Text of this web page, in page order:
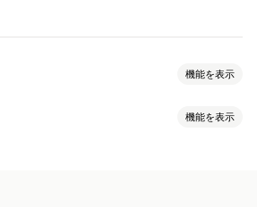
機能を表示
機能を表示